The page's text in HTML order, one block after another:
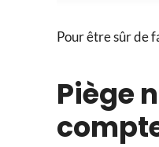
Pour être sûr de
Piège